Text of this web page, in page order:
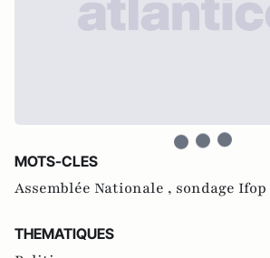
MOTS-CLES
Assemblée Nationale , sondage Ifop
THEMATIQUES